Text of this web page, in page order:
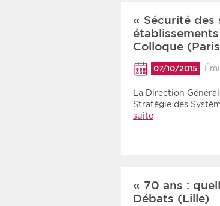
Choisir une zone
« Sécurité des
Colloque
07/10/2015
La Direction
Stratégie des
suite
« 70 ans :
Débats (Lille)